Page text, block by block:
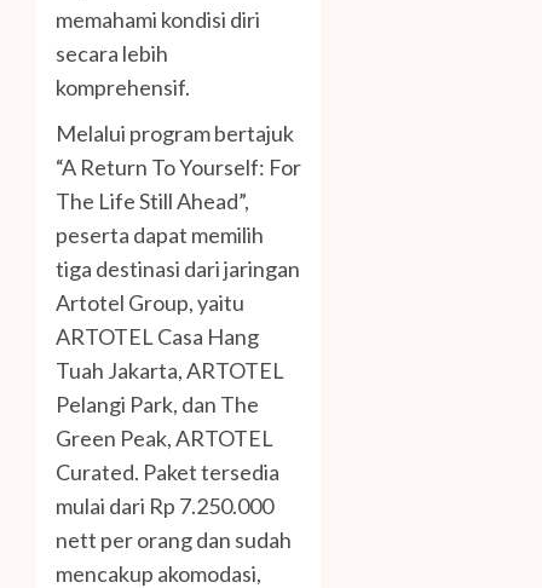
memahami kondisi diri
secara lebih
komprehensif.
Melalui program bertajuk
“A Return To Yourself: For
The Life Still Ahead”,
peserta dapat memilih
tiga destinasi dari jaringan
Artotel Group, yaitu
ARTOTEL Casa Hang
Tuah Jakarta, ARTOTEL
Pelangi Park, dan The
Green Peak, ARTOTEL
Curated. Paket tersedia
mulai dari Rp 7.250.000
nett per orang dan sudah
mencakup akomodasi,